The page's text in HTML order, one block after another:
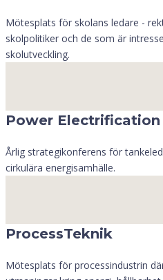
Mötesplats för skolans ledare -
skolpolitiker och de som är
skolutveckling.
Power
Årlig strategikonferens för
cirkulära energisamhälle.
ProcessTeknik
Mötesplats för processindustrin